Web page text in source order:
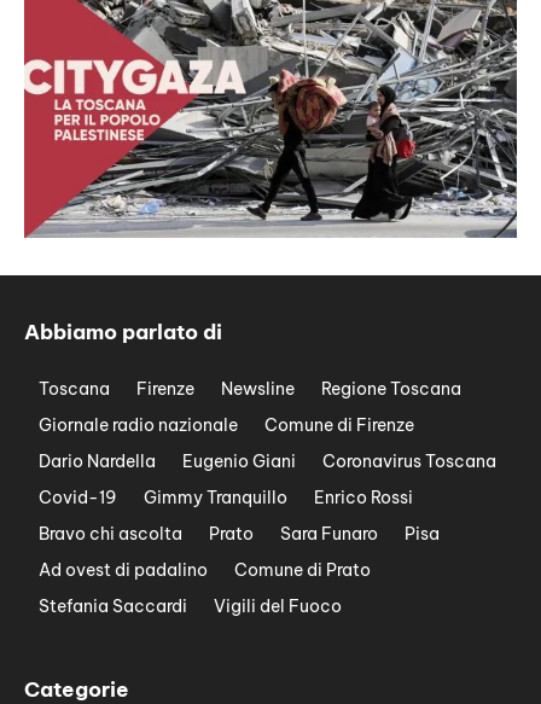
Abbiamo parlato di
Toscana Firenze Newsline
Regione Toscana
Giornale radio nazionale
Comune di Firenze
Dario Nardella
Eugenio Giani
Coronavirus Toscana
Covid-19
Gimmy Tranquillo
Enrico Rossi
Bravo chi ascolta
Prato Sara Funaro
Pisa
Ad ovest di padalino
Comune di Prato
Stefania Saccardi
Vigili del Fuoco
Categorie